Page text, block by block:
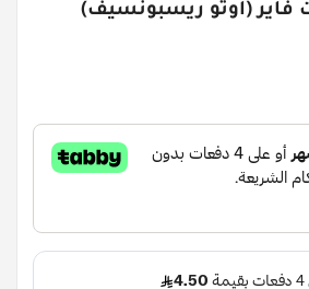
فاير (أوتو ريسبونسيف)